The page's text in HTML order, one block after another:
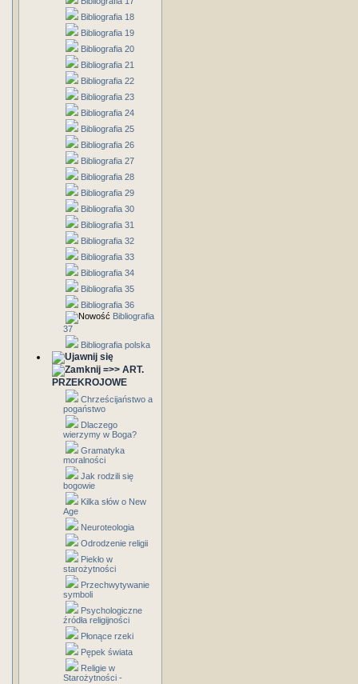
Bibliografia 18
Bibliografia 19
Bibliografia 20
Bibliografia 21
Bibliografia 22
Bibliografia 23
Bibliografia 24
Bibliografia 25
Bibliografia 26
Bibliografia 27
Bibliografia 28
Bibliografia 29
Bibliografia 30
Bibliografia 31
Bibliografia 32
Bibliografia 33
Bibliografia 34
Bibliografia 35
Bibliografia 36
Bibliografia
37
Bibliografia polska
=>> ART.
PRZEKROJOWE
Chrześcijaństwo a
pogaństwo
Dlaczego
wierzymy w Boga?
Gramatyka
moralności
Jak rodzili się
bogowie
Kilka słów o New
Age
Neuroteologia
Odrodzenie religii
Piekło w
starożytności
Przechwytywanie
symboli
Psychologiczne
źródła religijności
Płonące rzeki
Pępek świata
Religie w
Starożytności -